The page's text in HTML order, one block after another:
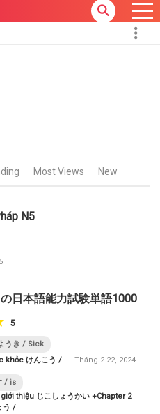
Most Views New
N5
日本語能力試験単語1000
5
うき / Sick
khỏe けんこう /
Tháng 2 22, 2024
/ is
thiệu じこしょうかい +Chapter 2
う /